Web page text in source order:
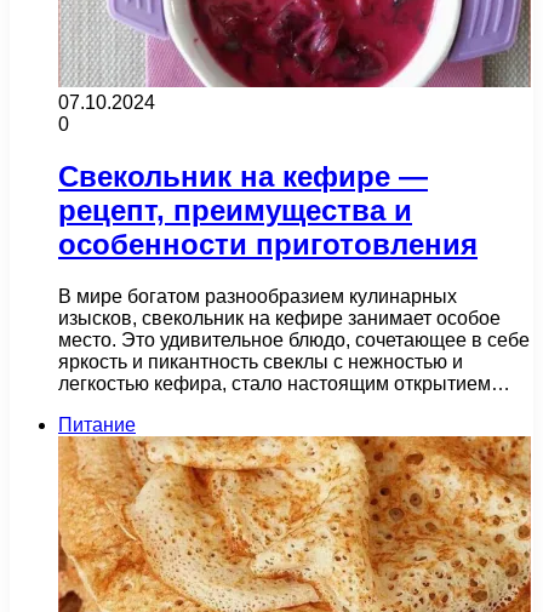
07.10.2024
0
Свекольник на кефире —
рецепт, преимущества и
особенности приготовления
В мире богатом разнообразием кулинарных
изысков, свекольник на кефире занимает особое
место. Это удивительное блюдо, сочетающее в себе
яркость и пикантность свеклы с нежностью и
легкостью кефира, стало настоящим открытием…
Питание